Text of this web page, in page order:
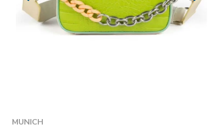
MUNICH